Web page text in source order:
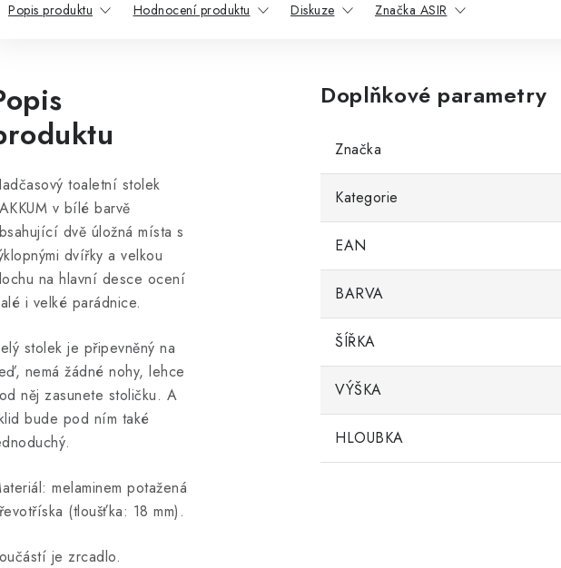
Popis produktu Hodnocení produktu Diskuze Značka ASIR
toaletní stolek
v bílé barvě
dvě úložná místa s
dvířky a velkou
na hlavní desce ocení
i velké parádnice.
stolek je připevněný na
nemá žádné nohy, lehce
něj zasunete stoličku. A
bude pod ním také
melaminem potažená
(tloušťka: 18 mm).
je zrcadlo.
Doplňkové parametry
Značka
Kategorie
EAN
BARVA
ŠÍŘKA
VÝŠKA
HLOUBKA